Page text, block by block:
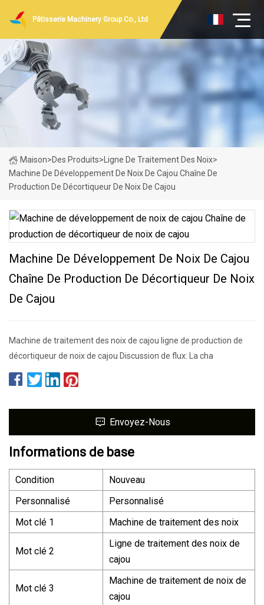
Pâtisserie Machinery Group Co., Ltd
Maison>Des Produits> Ligne De Traitement Des Noix>
Machine De Développement De Noix De Cajou Chaîne De
Production De Décortiqueur De Noix De Cajou
Machine De Développement De Noix De Cajou
Chaîne De Production De Décortiqueur De Noix
De Cajou
Machine de traitement des noix de cajou ligne de production de
décortiqueur de noix de cajou Discussion de flux: La cha
Envoyez-Nous
Informations de base
Condition
Nouveau
Personnalisé
Personnalisé
Mot clé 1
Machine de traitement des noix
Mot clé 2
Ligne de traitement des noix de
cajou
Mot clé 3
Machine de traitement de noix de
cajou